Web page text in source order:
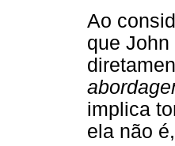
Ao
que
implica
ela não